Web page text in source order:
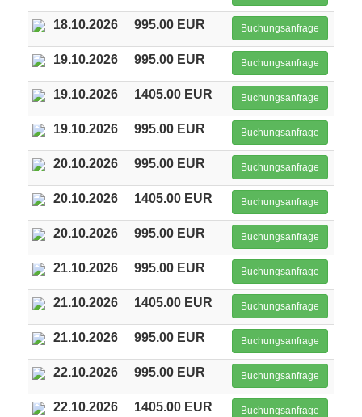
18.10.2026 995.00 EUR Buchungsanfrage
19.10.2026 995.00 EUR Buchungsanfrage
19.10.2026 1405.00 EUR Buchungsanfrage
19.10.2026 995.00 EUR Buchungsanfrage
20.10.2026 995.00 EUR Buchungsanfrage
20.10.2026 1405.00 EUR Buchungsanfrage
20.10.2026 995.00 EUR Buchungsanfrage
21.10.2026 995.00 EUR Buchungsanfrage
21.10.2026 1405.00 EUR Buchungsanfrage
21.10.2026 995.00 EUR Buchungsanfrage
22.10.2026 995.00 EUR Buchungsanfrage
22.10.2026 1405.00 EUR Buchungsanfrage